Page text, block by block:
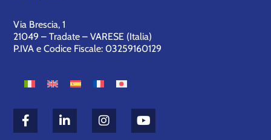
Via Brescia, 1
21049 – Tradate – VARESE (Italia)
P.IVA e Codice Fiscale: 03259160129